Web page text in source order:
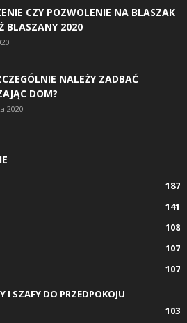
CZY POZWOLENIE NA BLASZAK
BLASZANY 2020
NALEŻY ZADBAĆ
DOM?
2020
187
141
108
107
107
I SZAFY DO PRZEDPOKOJU
103